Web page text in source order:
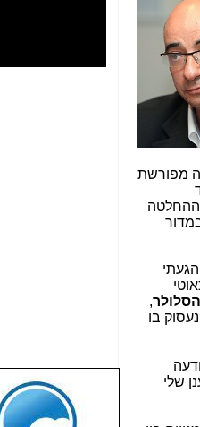
מפורשת
ההחלטה
הכאוטי
,
בו
כנראה ב-26.9.16 ומועד ההודעה
שלי
שבוע טוב לכל
הגולשים באשר
הם!!!